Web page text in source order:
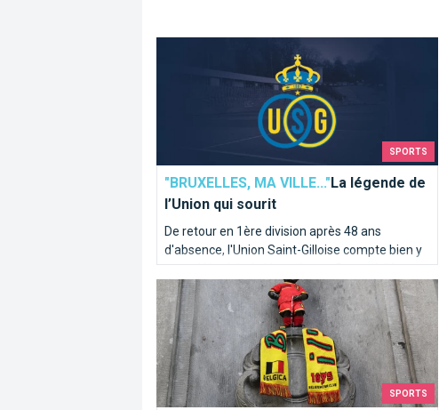
SPORTS
"BRUXELLES, MA VILLE..."La légende de
l’Union qui sourit
De retour en 1ère division après 48 ans
d'absence, l'Union Saint-Gilloise compte bien y
rester! Un club de légende que Brusselslife
vous présente avec le sourire.
SPORTS
Combien de Diables Rouges sont nés à